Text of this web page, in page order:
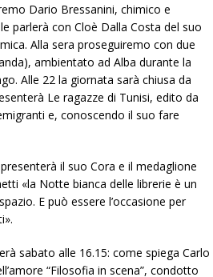
Dario Bressanini, chimico e
parlerà con Cloè Dalla Costa del suo
. Alla sera proseguiremo con due
ambientato ad Alba durante la
Alle 22 la giornata sarà chiusa da
Le ragazze di Tunisi, edito da
e, conoscendo il suo fare
il suo Cora e il medaglione
«la Notte bianca delle librerie è un
E può essere l’occasione per
sabato alle 16.15: come spiega Carlo
“Filosofia in scena”, condotto